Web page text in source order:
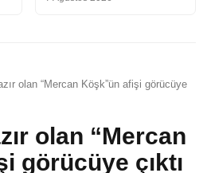
olan “Mercan Köşk”ün afişi görücüye
olan “Mercan
görücüye çıktı